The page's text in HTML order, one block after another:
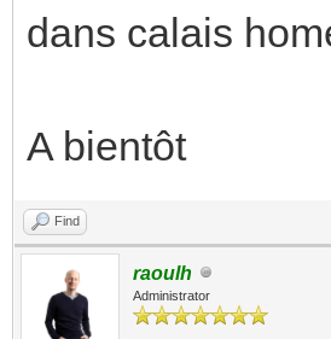
dans calais
A bientôt
Find
raoulh
Administrator